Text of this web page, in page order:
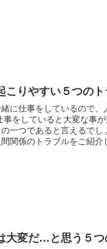
こりやすい５つの
に仕事をしているので、
一つであると言えるでし
関係のトラブルをご紹介
大変だ…と思う５つ